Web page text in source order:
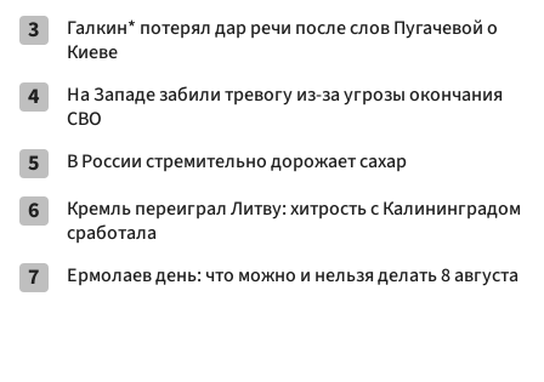
3
Галкин* потерял дар речи после слов Пугачевой о
Киеве
4
На Западе забили тревогу из-за угрозы окончания
СВО
5 В России стремительно дорожает сахар
6
Кремль переиграл Литву: хитрость с Калининградом
сработала
7 Ермолаев день: что можно и нельзя делать 8 августа